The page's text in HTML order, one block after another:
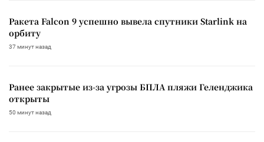
Ракета Falcon 9 успешно вывела спутники Starlink на
орбиту
37 минут назад
Ранее закрытые из-за угрозы БПЛА пляжи Геленджика
открыты
50 минут назад